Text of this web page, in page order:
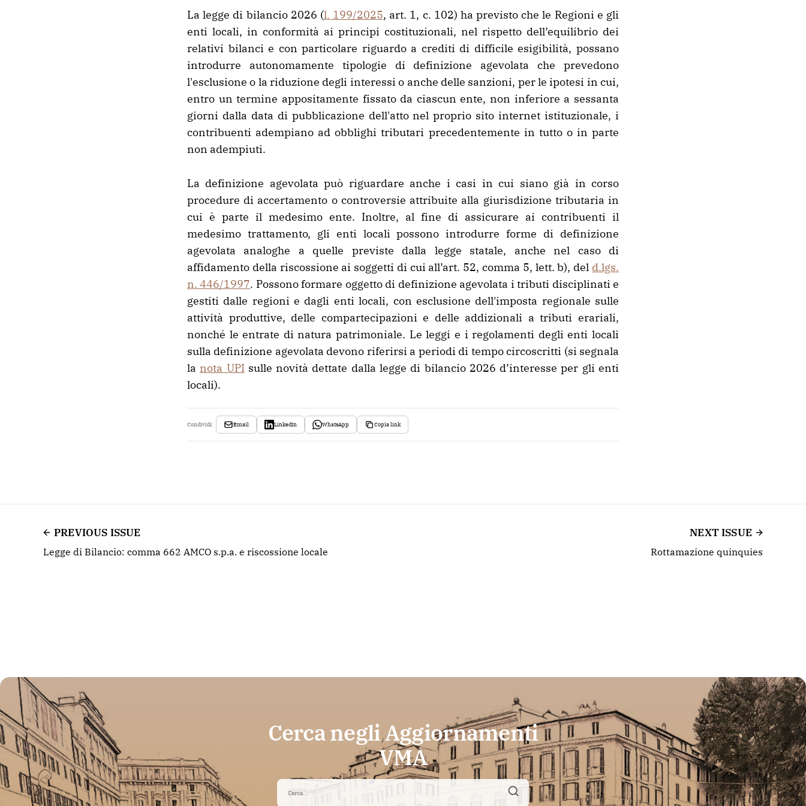
La legge di bilancio 2026 (l. 199/2025, art. 1, c. 102) ha previsto che le Regioni e gli
enti locali, in conformità ai principi costituzionali, nel rispetto dell’equilibrio dei
relativi bilanci e con particolare riguardo a crediti di difficile esigibilità, possano
introdurre autonomamente tipologie di definizione agevolata che prevedono
l'esclusione o la riduzione degli interessi o anche delle sanzioni, per le ipotesi in cui,
entro un termine appositamente fissato da ciascun ente, non inferiore a sessanta
giorni dalla data di pubblicazione dell'atto nel proprio sito internet istituzionale, i
contribuenti adempiano ad obblighi tributari precedentemente in tutto o in parte
non adempiuti.
La definizione agevolata può riguardare anche i casi in cui siano già in corso
procedure di accertamento o controversie attribuite alla giurisdizione tributaria in
cui è parte il medesimo ente. Inoltre, al fine di assicurare ai contribuenti il
medesimo trattamento, gli enti locali possono introdurre forme di definizione
agevolata analoghe a quelle previste dalla legge statale, anche nel caso di
affidamento della riscossione ai soggetti di cui all’art. 52, comma 5, lett. b), del d.lgs.
n. 446/1997. Possono formare oggetto di definizione agevolata i tributi disciplinati e
gestiti dalle regioni e dagli enti locali, con esclusione dell'imposta regionale sulle
attività produttive, delle compartecipazioni e delle addizionali a tributi erariali,
nonché le entrate di natura patrimoniale. Le leggi e i regolamenti degli enti locali
sulla definizione agevolata devono riferirsi a periodi di tempo circoscritti (si segnala
la nota UPIsulle novità dettate dalla legge di bilancio 2026 d’interesse per gli enti
locali).
Condividi: Email LinkedIn WhatsApp Copia link
PREVIOUS ISSUE
Legge di Bilancio: comma 662 AMCO s.p.a. e riscossione locale
NEXT ISSUE
Rottamazione quinquies
Cerca negli Aggiornamenti
VMA